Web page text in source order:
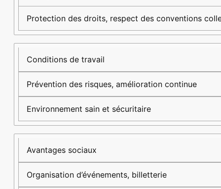
Protection des droits, respect des conventions
Conditions de travail
Prévention des risques, amélioration continue
Environnement sain et sécuritaire
Avantages sociaux
Organisation d’événements, billetterie